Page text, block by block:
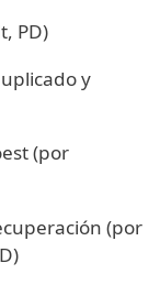
PD)
y
(por
(por